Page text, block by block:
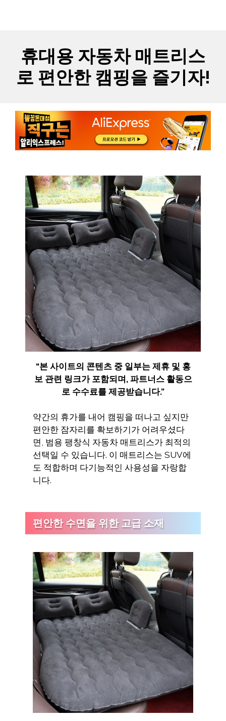
휴대용 자동차 매트리스
로 편안한 캠핑을 즐기자!
“본 사이트의 콘텐츠 중 일부는 제휴 및 홍
보 관련 링크가 포함되며, 파트너스 활동으
로 수수료를 제공받습니다.”
약간의 휴가를 내어 캠핑을 떠나고 싶지만
편안한 잠자리를 확보하기가 어려우셨다
면, 범용 팽창식 자동차 매트리스가 최적의
선택일 수 있습니다. 이 매트리스는 SUV에
도 적합하며 다기능적인 사용성을 자랑합
니다.
편안한 수면을 위한 고급 소재